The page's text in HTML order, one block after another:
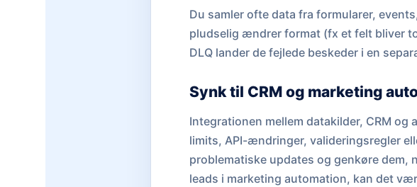
Du samler ofte data fra formularer,
pludselig ændrer format (fx et felt bliver
DLQ lander de fejlede beskeder i en
Synk til CRM og marketing
Integrationen mellem datakilder, CRM
limits, API-ændringer, valideringsregler
problematiske updates og genkøre dem,
leads i marketing automation, kan det